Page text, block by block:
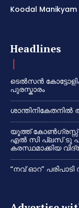
Koodal Manikyam
Headlines
ടെൽസൻ
പുരസ്കാരം
ശാന്തിനികേതനിൽ
യൂത്ത് കോൺഗ്രസ്സ്
എൽ സി പ്ലസ് ടു
കരസ്ഥമാക്കിയ
“നവ് ഓറ” പരിപാടി